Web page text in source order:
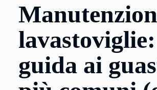
lavastoviglie:
guida ai